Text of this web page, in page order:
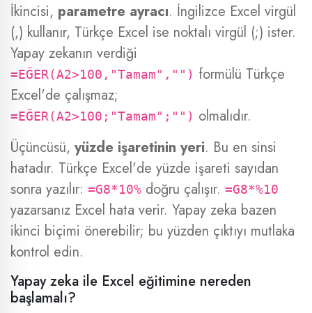
İkincisi, parametre ayracı. İngilizce Excel virgül
(,) kullanır, Türkçe Excel ise noktalı virgül (;) ister.
Yapay zekanın verdiği
=EĞER(A2>100,"Tamam","") formülü Türkçe
Excel'de çalışmaz;
=EĞER(A2>100;"Tamam";"") olmalıdır.
Üçüncüsü, yüzde işaretinin yeri. Bu en sinsi
hatadır. Türkçe Excel'de yüzde işareti sayıdan
sonra yazılır: =G8*10% doğru çalışır. =G8*%10
yazarsanız Excel hata verir. Yapay zeka bazen
ikinci biçimi önerebilir; bu yüzden çıktıyı mutlaka
kontrol edin.
Yapay zeka ile Excel eğitimine nereden
başlamalı?